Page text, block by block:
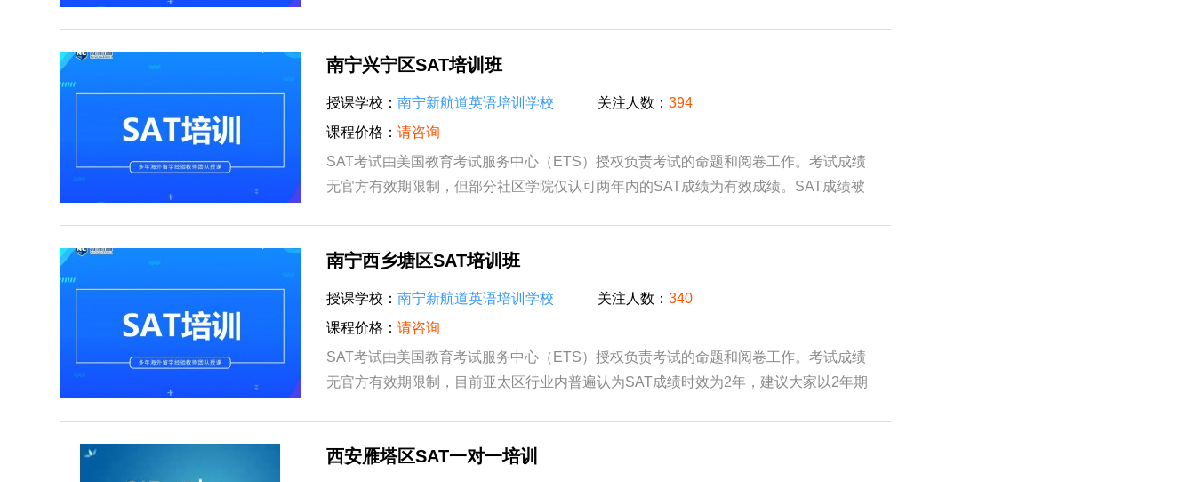
南宁兴宁区SAT培训班
授课学校： 南宁新航道英语培训学校 关注人数： 394
课程价格： 请咨询
SAT考试由美国教育考试服务中心（ETS）授权负责考试的命题和阅卷工作。考试成绩
无官方有效期限制，但部分社区学院仅认可两年内的SAT成绩为有效成绩。SAT成绩被
南宁西乡塘区SAT培训班
授课学校： 南宁新航道英语培训学校 关注人数： 340
课程价格： 请咨询
SAT考试由美国教育考试服务中心（ETS）授权负责考试的命题和阅卷工作。考试成绩
无官方有效期限制，目前亚太区行业内普遍认为SAT成绩时效为2年，建议大家以2年期
西安雁塔区SAT一对一培训